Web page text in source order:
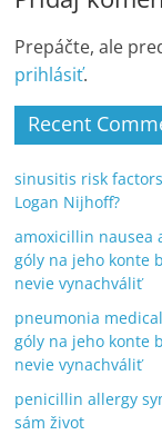
Prepáčte, ale
prihlásiť.
Recent
sinusitis risk factors
Logan Nijhoff?
amoxicillin nausea
góly na jeho konte
nevie vynachváliť
pneumonia
góly na jeho konte
nevie vynachváliť
penicillin allergy
sám život